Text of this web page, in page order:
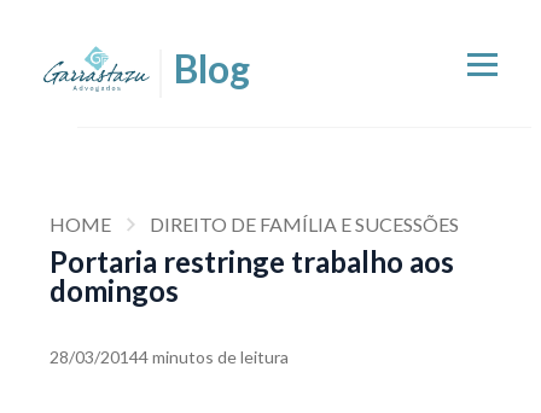
HOME DIREITO DE FAMÍLIA E SUCESSÕES
Portaria restringe trabalho aos
domingos
28/03/20144 minutos de leitura